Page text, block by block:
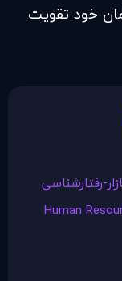
خود تقویت
رفتارشناسی
Human